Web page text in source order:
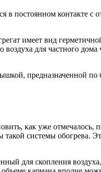
постоянном контакте с
имеет вид
для частного дома
предназначенной по
как уже
такой системы
для скопления